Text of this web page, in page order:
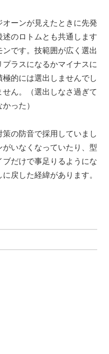
ーンが見えたときに先発
のロトムとも共通します
です。技範囲が広く選出
ラスになるかマイナスに
的には選出しませんでし
ん。（選出しなさ過ぎて
った）
の防音で採用していまし
いなくなっていたり、型
だけで事足りるようにな
戻した経緯があります。